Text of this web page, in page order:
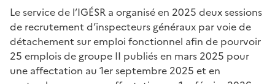
Le service de l’IGÉSR a organisé en 2025 deux sessions
de recrutement d’inspecteurs généraux par voie de
détachement sur emploi fonctionnel afin de pourvoir
25 emplois de groupe II publiés en mars 2025 pour
une affectation au 1er septembre 2025 et en